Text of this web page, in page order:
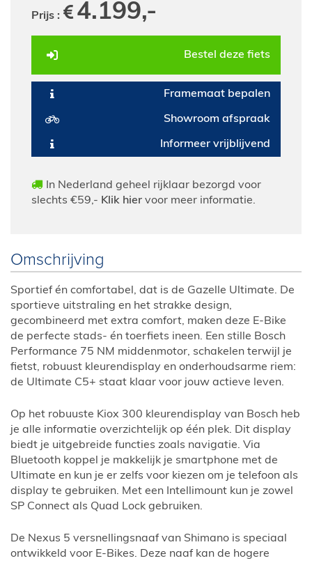
Prijs : 4.199,-
Bestel deze fiets
Framemaat bepalen
Showroom afspraak
Informeer vrijblijvend
In Nederland geheel rijklaar bezorgd voor
slechts €59,- Klik hier voor meer informatie.
Omschrijving
Sportief én comfortabel, dat is de Gazelle Ultimate. De
sportieve uitstraling en het strakke design,
gecombineerd met extra comfort, maken deze E-Bike
de perfecte stads- én toerfiets ineen. Een stille Bosch
Performance 75 NM middenmotor, schakelen terwijl je
fietst, robuust kleurendisplay en onderhoudsarme riem:
de Ultimate C5+ staat klaar voor jouw actieve leven.
Op het robuuste Kiox 300 kleurendisplay van Bosch heb
je alle informatie overzichtelijk op één plek. Dit display
biedt je uitgebreide functies zoals navigatie. Via
Bluetooth koppel je makkelijk je smartphone met de
Ultimate en kun je er zelfs voor kiezen om je telefoon als
display te gebruiken. Met een Intellimount kun je zowel
SP Connect als Quad Lock gebruiken.
De Nexus 5 versnellingsnaaf van Shimano is speciaal
ontwikkeld voor E-Bikes. Deze naaf kan de hogere